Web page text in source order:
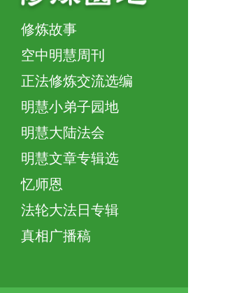
修炼故事
空中明慧周刊
正法修炼交流选编
明慧小弟子园地
明慧大陆法会
明慧文章专辑选
忆师恩
法轮大法日专辑
真相广播稿